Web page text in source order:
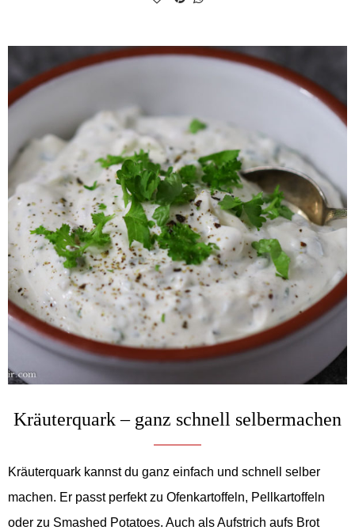
Kräuterquark – ganz schnell selbermachen
Kräuterquark kannst du ganz einfach und schnell selber
machen. Er passt perfekt zu Ofenkartoffeln, Pellkartoffeln
oder zu Smashed Potatoes. Auch als Aufstrich aufs Brot